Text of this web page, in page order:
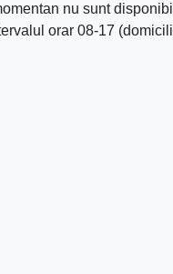
nu sunt
orar 08-17